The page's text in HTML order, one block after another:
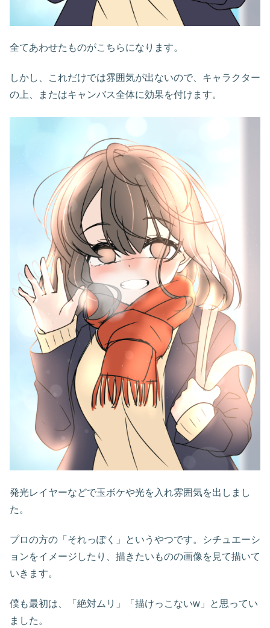
全てあわせたものがこちらになります。
しかし、これだけでは雰囲気が出ないので、キャラクター
の上、またはキャンバス全体に効果を付けます。
発光レイヤーなどで玉ボケや光を入れ雰囲気を出しまし
た。
プロの方の「それっぽく」というやつです。シチュエーシ
ョンをイメージしたり、描きたいものの画像を見て描いて
いきます。
僕も最初は、「絶対ムリ」「描けっこないw」と思ってい
ました。